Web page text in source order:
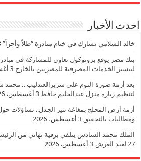
احدث الأخبار
خالد السلامي يشارك في ختام مبادرة “ظلاً وأجراً” 3
بنك مصر يوقع بروتوكول تعاون للمشاركة في
لتيسير الخدمات المصرفية للمصريين بالخارج 3 أغسطس، 2026
بعد أزمة صورة النوم على سريرالعندليب ..
لتنظيم زيارة منزل عبدالحليم حافظ 3 أغسطس، 2026
أزمة أرض المحلج بمغاغة تثير الجدل.. تساؤلات
ومطالبات بالتحقيق 3 أغسطس، 2026
الملك محمد السادس يتلقي برقية تهاني من
27 لعيد العرش
3 أغسطس، 2026